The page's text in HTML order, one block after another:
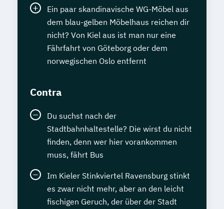
Ein paar skandinavische WG-Möbel aus
dem blau-gelben Möbelhaus reichen dir
nicht? Von Kiel aus ist man nur eine
Fährfahrt von Göteborg oder dem
norwegischen Oslo entfernt
Contra
Du suchst nach der
Stadtbahnhaltestelle? Die wirst du nicht
finden, denn wer hier vorankommen
muss, fährt Bus
Im Kieler Stinkviertel Ravensburg stinkt
es zwar nicht mehr, aber an den leicht
fischigen Geruch, der über der Stadt